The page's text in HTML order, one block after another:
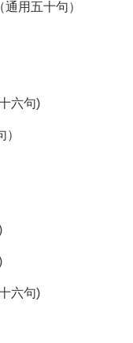
用五十句）
六句)
六句)